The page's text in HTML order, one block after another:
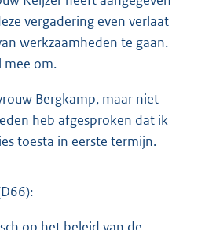
vergadering even verlaat
werkzaamheden te gaan.
mee om.
Bergkamp, maar niet
heb afgesproken dat ik
toesta in eerste termijn.